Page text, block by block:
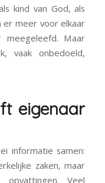
kind van God, als
er meer voor elkaar
Maar
vaak onbedoeld,
eigenaar
informatie samen:
zaken, maar
Veel